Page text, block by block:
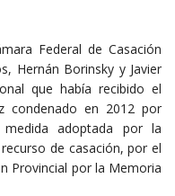
Federal de Casación
Hernán Borinsky y Javier
que había recibido el
condenado en 2012 por
adoptada por la
de casación, por el
Provincial por la Memoria